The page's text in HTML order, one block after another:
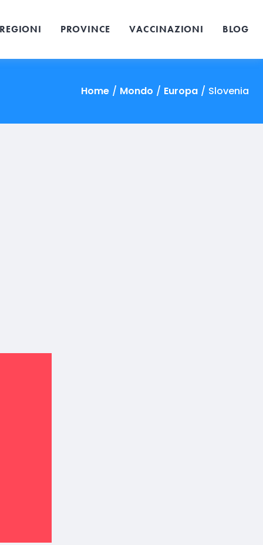
REGIONI PROVINCE VACCINAZIONI BLOG
Home / Mondo / Europa / Slovenia